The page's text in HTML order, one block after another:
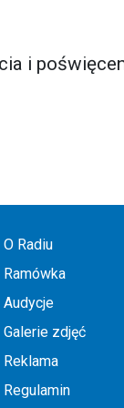
i
O Radiu
Ramówka
Audycje
Galerie zdjęć
Reklama
Regulamin